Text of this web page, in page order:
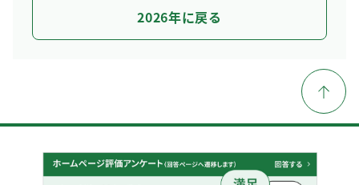
2026年に戻る